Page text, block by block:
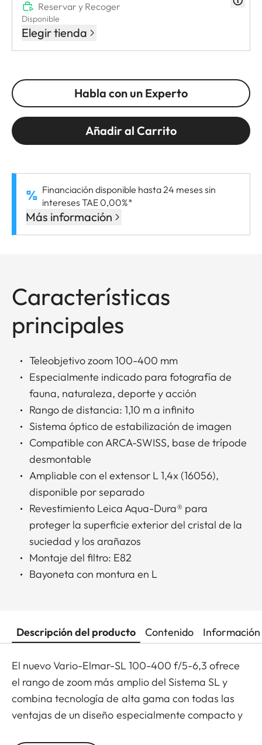
Reservar y Recoger
Disponible
Elegir tienda
Habla con un Experto
Añadir al Carrito
Financiación disponible hasta 24 meses sin
intereses TAE 0,00%*
Más información
Características
principales
Teleobjetivo zoom 100-400 mm
Especialmente indicado para fotografía de
fauna, naturaleza, deporte y acción
Rango de distancia: 1,10 m a infinito
Sistema óptico de estabilización de imagen
Compatible con ARCA-SWISS, base de trípode
desmontable
Ampliable con el extensor L 1,4x (16056),
disponible por separado
Revestimiento Leica Aqua-Dura® para
proteger la superficie exterior del cristal de la
suciedad y los arañazos
Montaje del filtro: E82
Bayoneta con montura en L
Descripción del producto Contenido
El nuevo Vario-Elmar-SL 100-400 f/5-6,3 ofrece
el rango de zoom más amplio del Sistema SL y
combina tecnología de alta gama con todas las
ventajas de un diseño especialmente compacto y